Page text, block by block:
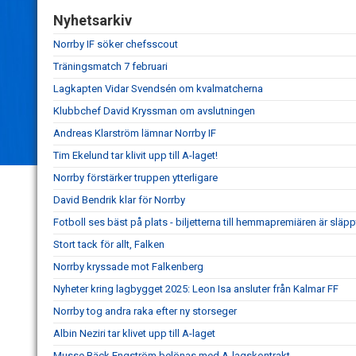
Nyhetsarkiv
Norrby IF söker chefsscout
Träningsmatch 7 februari
Lagkapten Vidar Svendsén om kvalmatcherna
Klubbchef David Kryssman om avslutningen
Andreas Klarström lämnar Norrby IF
Tim Ekelund tar klivit upp till A-laget!
Norrby förstärker truppen ytterligare
David Bendrik klar för Norrby
Fotboll ses bäst på plats - biljetterna till hemmapremiären är
Stort tack för allt, Falken
Norrby kryssade mot Falkenberg
Nyheter kring lagbygget 2025: Leon Isa ansluter från Kalmar FF
Norrby tog andra raka efter ny storseger
Albin Neziri tar klivet upp till A-laget